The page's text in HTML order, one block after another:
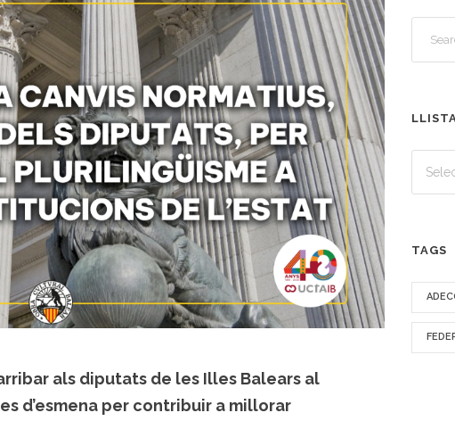
als diputats de les Illes Balears al
d’esmena per contribuir a millorar
TAGS